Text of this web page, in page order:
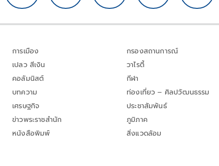
การเมือง
เปลว สีเงิน
คอลัมนิสต์
บทความ
เศรษฐกิจ
ข่าวพระราชสำนัก
หนังสือพิมพ์
กรองสถานการณ์
วาไรตี้
กีฬา
ท่องเที่ยว – ศิลปวัฒนธรรม
ประชาสัมพันธ์
ภูมิภาค
สิ่งแวดล้อม